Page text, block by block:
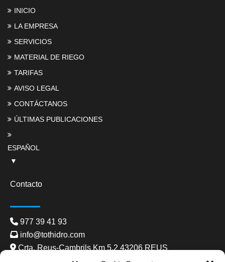
INICIO
LA EMPRESA
SERVICIOS
MATERIAL DE RIEGO
TARIFAS
AVISO LEGAL
CONTÁCTANOS
ÚLTIMAS PUBLICACIONES
ESPAÑOL
Contacto
977 39 41 93
info@tothidro.com
Crta. Reus-Cambrils Km 5.2 43206 REUS